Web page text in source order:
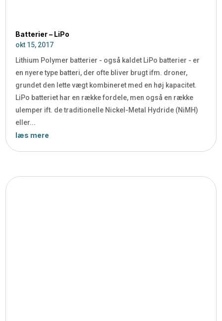
Batterier – LiPo
okt 15, 2017
Lithium Polymer batterier - også kaldet LiPo batterier - er
en nyere type batteri, der ofte bliver brugt ifm. droner,
grundet den lette vægt kombineret med en høj kapacitet.
LiPo batteriet har en række fordele, men også en række
ulemper ift. de traditionelle Nickel-Metal Hydride (NiMH)
eller...
læs mere